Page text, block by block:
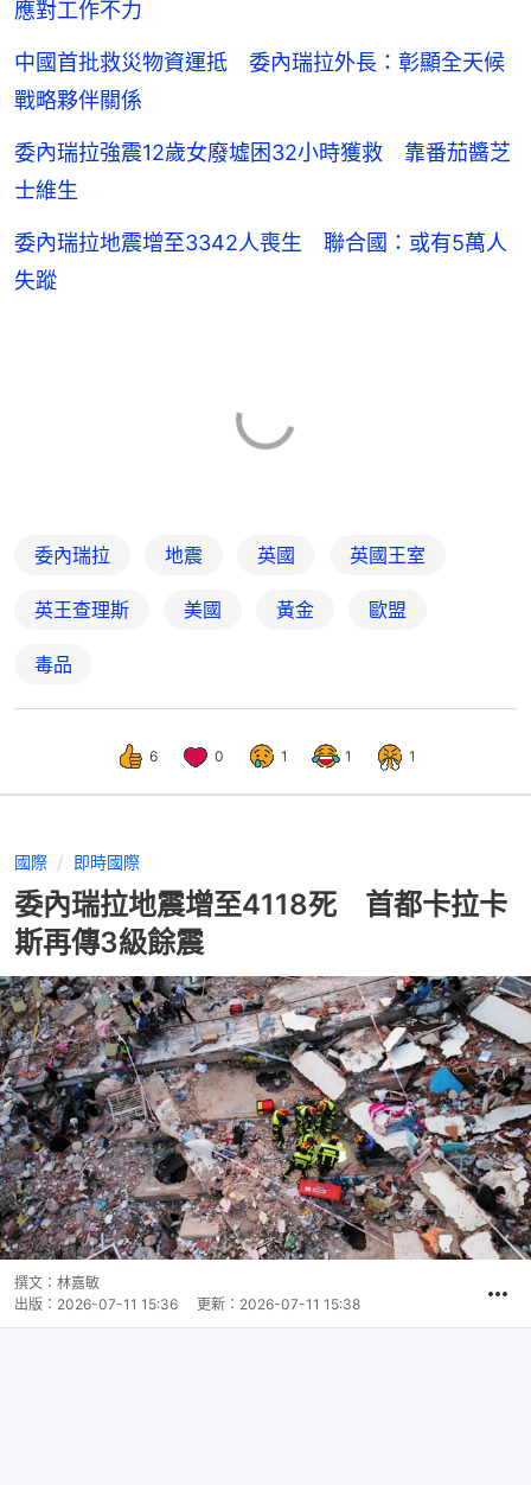
應對工作不力
中國首批救災物資運抵 委內瑞拉外長：彰顯全天候
戰略夥伴關係
委內瑞拉強震12歲女廢墟困32小時獲救 靠番茄醬芝
士維生
委內瑞拉地震增至3342人喪生 聯合國：或有5萬人
失蹤
委內瑞拉 地震 英國 英國王室
英王查理斯 美國 黃金 歐盟
毒品
6 0 1 1 1
國際 即時國際
委內瑞拉地震增至4118死 首都卡拉卡
斯再傳3級餘震
撰文： 林嘉敏
出版： 2026-07-11 15:36 更新： 2026-07-11 15:38